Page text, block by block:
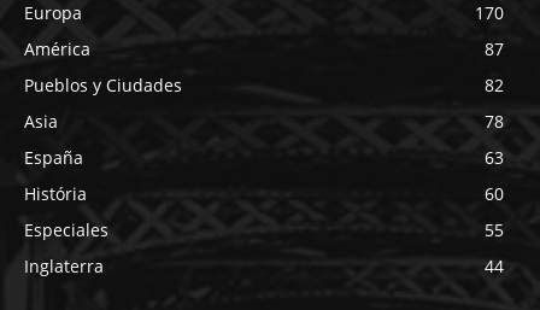
Europa
170
América
87
Pueblos y Ciudades
82
Asia
78
España
63
História
60
Especiales
55
Inglaterra
44